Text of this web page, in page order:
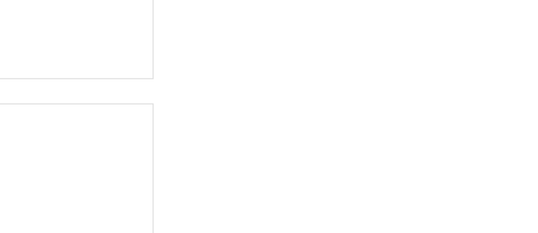
閥御曹司に
影恭司その
れた上、二